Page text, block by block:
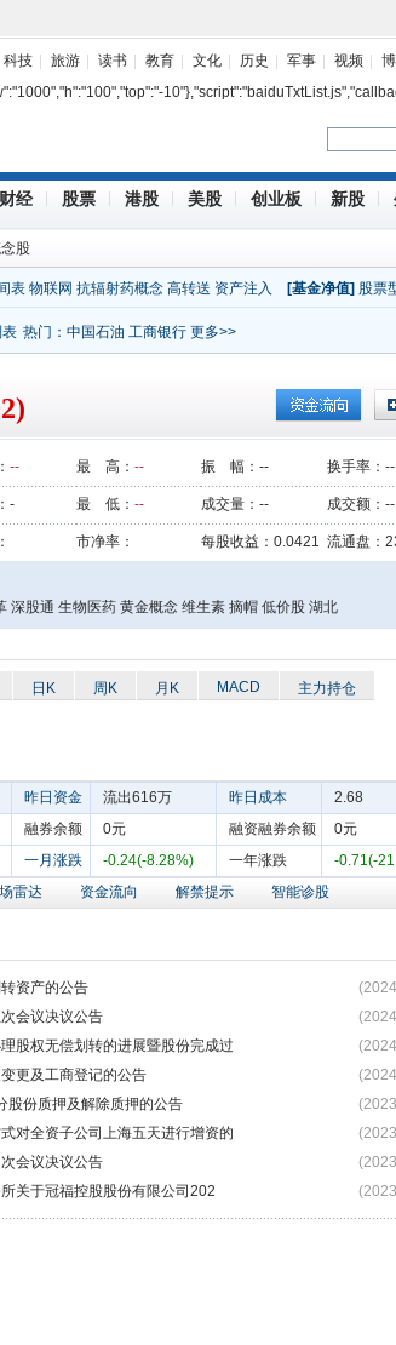
科技 旅游 读书 教育 文化 历史 军事 视频
财经 股票 港股 美股 创业板 新股
股
表 物联网 抗辐射药概念 高转送 资产注入 [基金净值] 股票
表 热门： 中国石油 工商银行 更多>>
-- 最 高： -- 振 幅： -- 换手率： --
- 最 低： -- 成交量： -- 成交额： --
市净率： 每股收益： 0.0421 流通盘：
深股通 生物医药 黄金概念 维生素 摘帽 低价股 湖北
日K 周K 月K MACD 主力持仓
昨日资金 流出616万 昨日成本
2.68
融券余额 0元 融资融券余额
0元
一月涨跌 -0.24(-8.28%) 一年涨跌
-0.71(-
雷达 资金流向 解禁提示 智能诊股
资产的公告
会议决议公告
股权无偿划转的进展暨股份完成过
更及工商登记的公告
股份质押及解除质押的公告
对全资子公司上海五天进行增资的
会议决议公告
关于冠福控股股份有限公司202